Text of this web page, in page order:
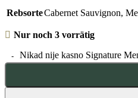
RebsorteCabernet Sauvignon,
Nur noch 3 vorrätig
Nikad nije kasno Signature